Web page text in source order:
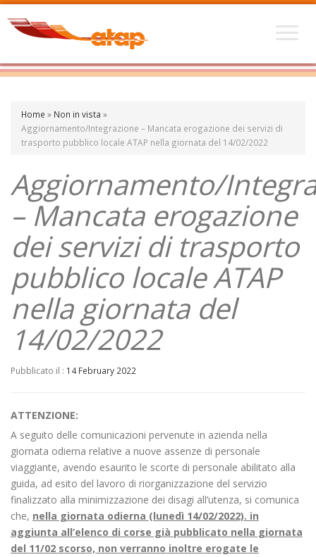
Home » Non in vista »
Aggiornamento/Integrazione – Mancata erogazione dei servizi di
trasporto pubblico locale ATAP nella giornata del 14/02/2022
Aggiornamento/
– Mancata erogazione
dei servizi di trasporto
pubblico locale ATAP
nella giornata del
14/02/2022
Pubblicato il : 14 February 2022
ATTENZIONE:
A seguito delle comunicazioni pervenute in azienda nella
giornata odierna relative a nuove assenze di personale
viaggiante, avendo esaurito le scorte di personale abilitato alla
guida, ad esito del lavoro di riorganizzazione del servizio
finalizzato alla minimizzazione dei disagi all’utenza, si comunica
che, nella giornata odierna (lunedì 14/02/2022). in
aggiunta all’elenco di corse già pubblicato nella giornata
del 11/02 scorso, non verranno inoltre erogate le